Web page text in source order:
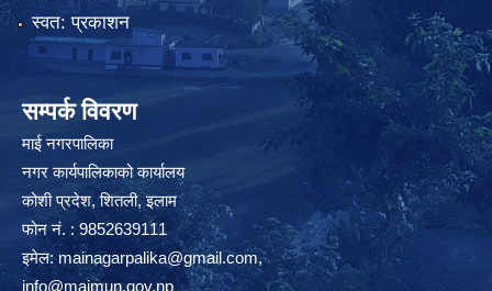
स्वत: प्रकाशन
सम्पर्क विवरण
माई नगरपालिका
नगर कार्यपालिकाको कार्यालय
कोशी प्रदेश, शितली, इलाम
फोन नं. : 9852639111
इमेल:mainagarpalika@gmail.com,
info@maimun.gov.np